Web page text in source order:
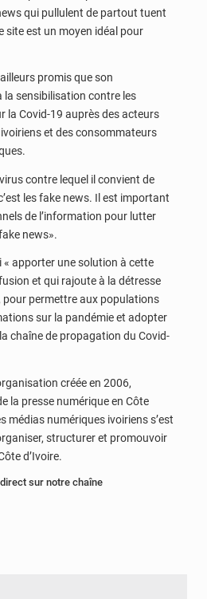
qui pullulent de partout tuent
site est un moyen idéal pour
promis que son
sensibilisation contre les
la Covid-19 auprès des acteurs
et des consommateurs
virus contre lequel il convient de
les fake news. Il est important
de l’information pour lutter
news».
« apporter une solution à cette
et qui rajoute à la détresse
pour permettre aux populations
sur la pandémie et adopter
chaîne de propagation du Covid-
créée en 2006,
la presse numérique en Côte
médias numériques ivoiriens s’est
structurer et promouvoir
d’Ivoire.
sur notre chaîne